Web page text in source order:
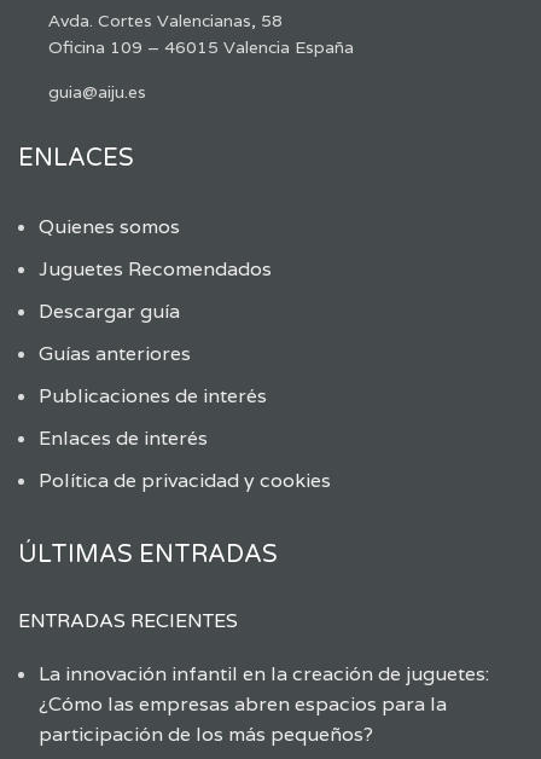
Avda. Cortes Valencianas, 58
Oficina 109 – 46015 Valencia España
guia@aiju.es
ENLACES
Quienes somos
Juguetes Recomendados
Descargar guía
Guías anteriores
Publicaciones de interés
Enlaces de interés
Política de privacidad y cookies
ÚLTIMAS ENTRADAS
ENTRADAS RECIENTES
La innovación infantil en la creación de juguetes:
¿Cómo las empresas abren espacios para la
participación de los más pequeños?